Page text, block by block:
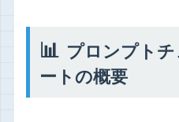
📊 プロンプト
ートの概要